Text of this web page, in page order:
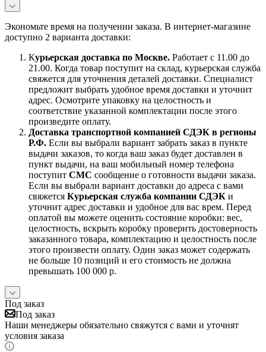
Экономьте время на получении заказа. В интернет-магазине
доступно 2 варианта доставки:
Курьерская доставка по Москве. Работает с 11.00 до
21.00. Когда товар поступит на склад, курьерская служба
свяжется для уточнения деталей доставки. Специалист
предложит выбрать удобное время доставки и уточнит
адрес. Осмотрите упаковку на целостность и
соответствие указанной комплектации после этого
произведите оплату.
Доставка транспортной компанией СДЭК в регионы
Р.Ф. Если вы выбрали вариант забрать заказ в пункте
выдачи заказов, то когда ваш заказ будет доставлен в
пункт выдачи, на ваш мобильный номер телефона
поступит СМС сообщение о готовности выдачи заказа.
Если вы выбрали вариант доставки до адреса с вами
свяжется Курьерская служба компании СДЭК и
уточнит адрес доставки и удобное для вас врем. Перед
оплатой вы можете оценить состояние коробки: вес,
целостность, вскрыть коробку проверить достоверность
заказанного товара, комплектацию и целостность после
этого произвести оплату. Один заказ может содержать
не больше 10 позиций и его стоимость не должна
превышать 100 000 р.
Под заказ
Под заказ
Наши менеджеры обязательно свяжутся с вами и уточнят
условия заказа